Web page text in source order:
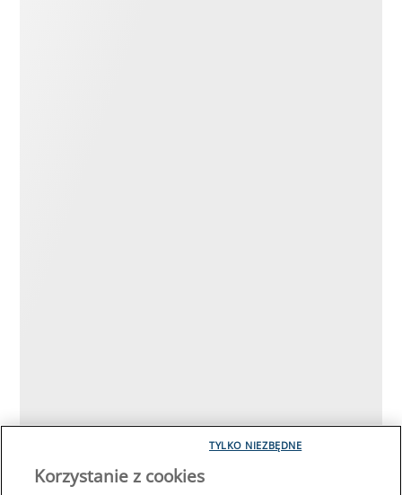
Korzystanie z cookies
TYLKO NIEZBĘDNE